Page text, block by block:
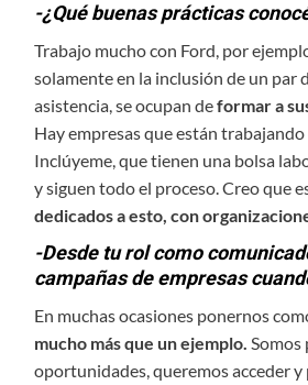
-¿Qué buenas prácticas
Trabajo mucho con Ford, por
solamente en la inclusión de un par
asistencia, se ocupan deformar a
Hay empresas que están
Inclúyeme, que tienen una bolsa
y siguen todo el proceso. Creo que
dedicados a esto, con
-Desde tu rol como
campañas de empresas
En muchas ocasiones ponernos
mucho más que un ejemplo. Somos
oportunidades, queremos acceder